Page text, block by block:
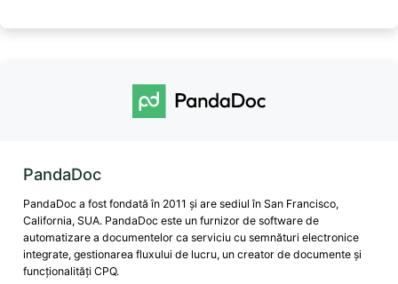
PandaDoc
PandaDoc a fost fondată în 2011 și are sediul în San Francisco,
California, SUA. PandaDoc este un furnizor de software de
automatizare a documentelor ca serviciu cu semnături electronice
integrate, gestionarea fluxului de lucru, un creator de documente și
funcționalități CPQ.